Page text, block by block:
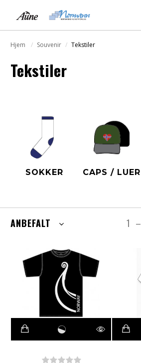
Hjem Souvenir Tekstiler
Tekstiler
SOKKER CAPS / LUER
1 –
ANBEFALT